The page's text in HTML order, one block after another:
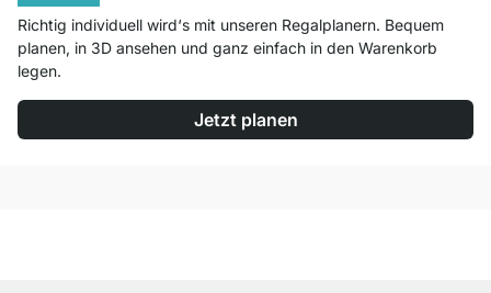
Richtig individuell wird‘s mit unseren Regalplanern. Bequem
planen, in 3D ansehen und ganz einfach in den Warenkorb
legen.
Jetzt planen